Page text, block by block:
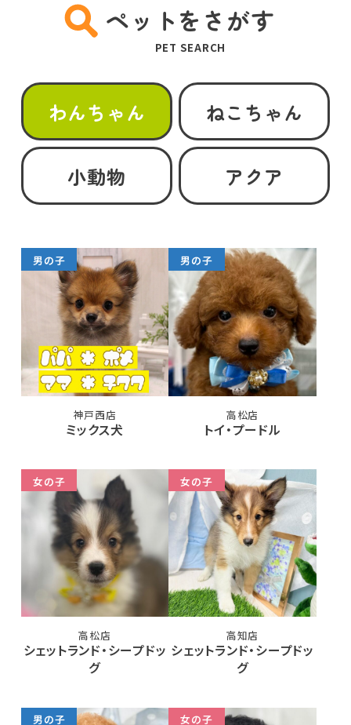
ペットをさがす
PET SEARCH
わんちゃん ねこちゃん
小動物 アクア
男の子
神戸西店
ミックス犬
男の子
高松店
トイ・プードル
女の子
高松店
シェットランド・シープドッ
グ
女の子
高知店
シェットランド・シープドッ
グ
男の子 女の子